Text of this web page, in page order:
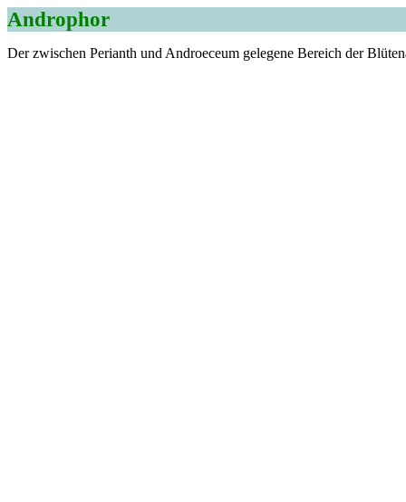
Androphor
Der zwischen Perianth und Androeceum gelegene Bereich der